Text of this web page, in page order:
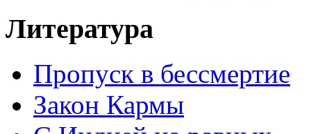
Литература
Пропуск в бессмертие
Закон Кармы